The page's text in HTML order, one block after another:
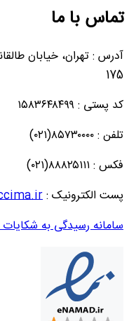
تماس با ما
آدرس : تهران، خیابان
175
کد پستی : ۱۵۸۳۶۴۸۴۹۹
تلفن : ۸۵۷۳۰۰۰۰(۰۲۱)
فکس : ۸۸۸۲۵۱۱۱(۰۲۱)
پست الکترونیک :
سامانه رسیدگی به شکایات